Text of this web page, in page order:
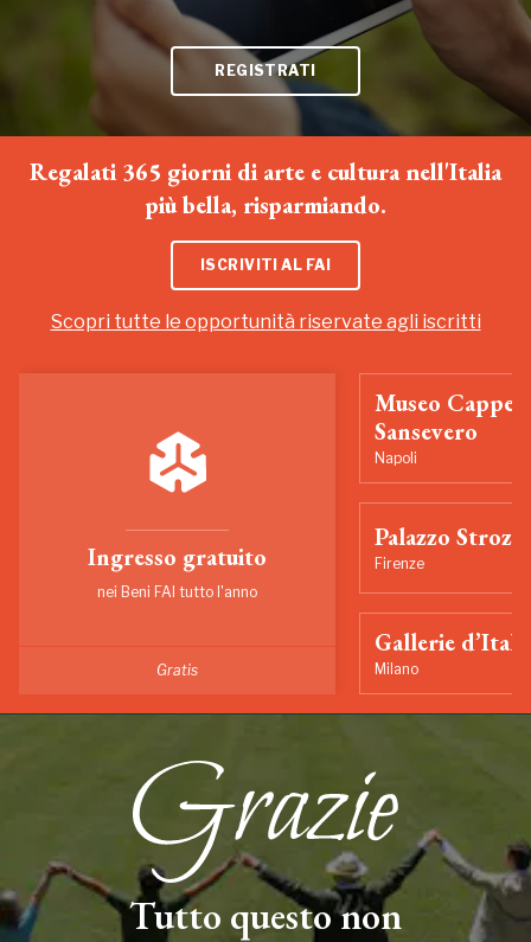
REGISTRATI
Regalati 365 giorni di arte e cultura nell'Italia
più bella, risparmiando.
ISCRIVITI AL FAI
Scopri tutte le opportunità riservate agli iscritti
Ingresso gratuito
nei Beni FAI tutto l'anno
Gratis
Museo
Sansevero
Napoli
Palazzo Strozzi
Firenze
Gallerie
Milano
Tutto questo non